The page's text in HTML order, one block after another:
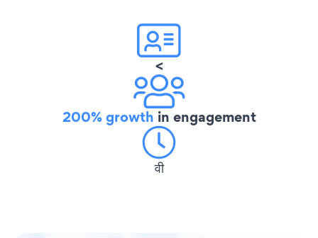
<
200% growth in engagement
वी